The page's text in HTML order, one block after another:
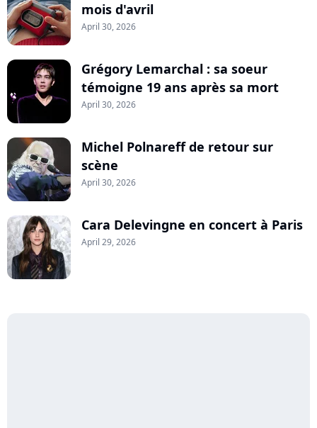
mois d'avril
April 30, 2026
Grégory Lemarchal : sa soeur
témoigne 19 ans après sa mort
April 30, 2026
Michel Polnareff de retour sur
scène
April 30, 2026
Cara Delevingne en concert à Paris
April 29, 2026